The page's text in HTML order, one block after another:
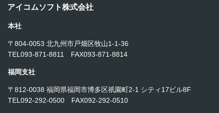
アイコムソフト株式会社
本社
〒804-0053 北九州市戸畑区牧山1-1-36
TEL093-871-8811 FAX093-871-8814
福岡支社
〒812-0038 福岡県福岡市博多区祇園町2-1 シティ17ビル8F
TEL092-292-0500 FAX092-292-0510